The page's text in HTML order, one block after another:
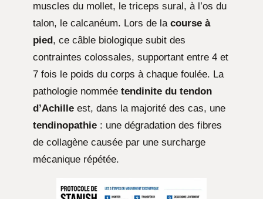
muscles du mollet, le triceps sural, à l’os du
talon, le calcanéum. Lors de la course à
pied, ce câble biologique subit des
contraintes colossales, supportant entre 4 et
7 fois le poids du corps à chaque foulée. La
pathologie nommée tendinite du tendon
d’Achille est, dans la majorité des cas, une
tendinopathie : une dégradation des fibres
de collagène causée par une surcharge
mécanique répétée.